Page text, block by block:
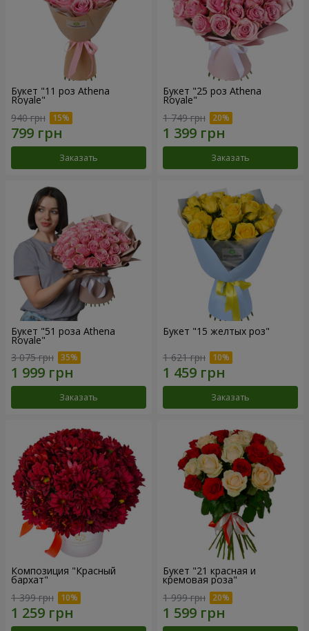
Букет "11 роз Athena
Royale"
940 грн
Заказать
Букет "25 роз Athena
Royale"
1 749 грн
Заказать
Букет "51 роза Athena
Royale"
3 075 грн
Заказать
Букет "15 желтых роз"
1 621 грн
Заказать
Композиция "Красный
бархат"
1 399 грн
Букет "21 красная и
кремовая роза"
1 999 грн